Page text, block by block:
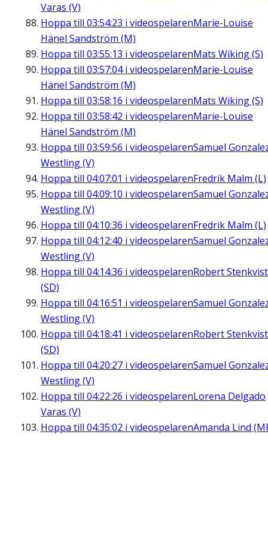
Varas (V)
Hoppa till 03:54:23 i videospelarenMarie-Louise
Hänel Sandström (M)
Hoppa till 03:55:13 i videospelarenMats Wiking (S)
Hoppa till 03:57:04i videospelarenMarie-Louise
Hänel Sandström (M)
Hoppa till 03:58:16 i videospelarenMats Wiking (S)
Hoppa till 03:58:42 i videospelarenMarie-Louise
Hänel Sandström (M)
Hoppa till 03:59:56 i videospelarenSamuel
Westling (V)
Hoppa till 04:07:01 i videospelarenFredrik Malm (L)
Hoppa till 04:09:10 i videospelarenSamuel
Westling (V)
Hoppa till 04:10:36 i videospelarenFredrik Malm (L)
Hoppa till 04:12:40 i videospelarenSamuel
Westling (V)
Hoppa till 04:14:36 i videospelarenRobert Stenkvist
(SD)
Hoppa till 04:16:51 i videospelarenSamuel
Westling (V)
Hoppa till 04:18:41 i videospelarenRobert Stenkvist
(SD)
Hoppa till 04:20:27 i videospelarenSamuel
Westling (V)
Hoppa till 04:22:26 i videospelarenLorena Delgado
Varas (V)
Hoppa till 04:35:02 i videospelarenAmanda Lind